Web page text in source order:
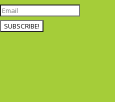
SUBSCRIBE!